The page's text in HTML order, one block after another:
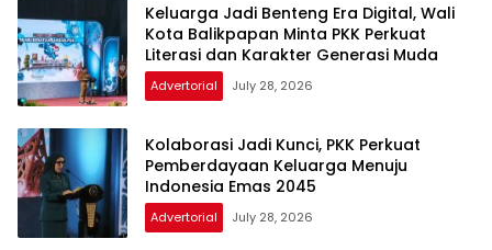
Keluarga Jadi Benteng Era Digital, Wali
Kota Balikpapan Minta PKK Perkuat
Literasi dan Karakter Generasi Muda
Advertorial July 28, 2026
Kolaborasi Jadi Kunci, PKK Perkuat
Pemberdayaan Keluarga Menuju
Indonesia Emas 2045
Advertorial July 28, 2026